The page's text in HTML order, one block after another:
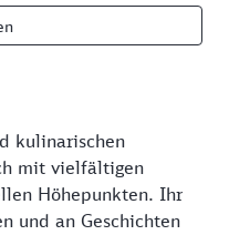
kulinarischen
mit vielfältigen
Höhepunkten. Ihr
und an Geschichten